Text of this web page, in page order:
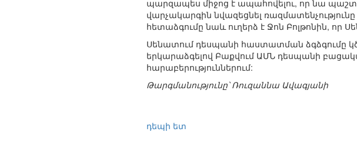
պարզապես միջոց է ապահովելու, որ նա
վարչակարգին նվազեցնել
հետաձգումը նաև ուղերձ է Ջոն Բոլթոնին, որ
Սենատում դեսպանի հաստատման ձգձգումը
երկարաձգելով Բաքվում ԱՄՆ դեսպանի
հարաբերություններում:
Թարգմանությունը՝ Ռուզաննա Ավագյանի
դեպի ետ